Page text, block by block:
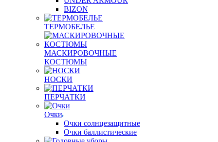
BIZON
ТЕРМОБЕЛЬЕ
МАСКИРОВОЧНЫЕ
КОСТЮМЫ
НОСКИ
ПЕРЧАТКИ
Очки
Очки солнцезащитные
Очки баллистические